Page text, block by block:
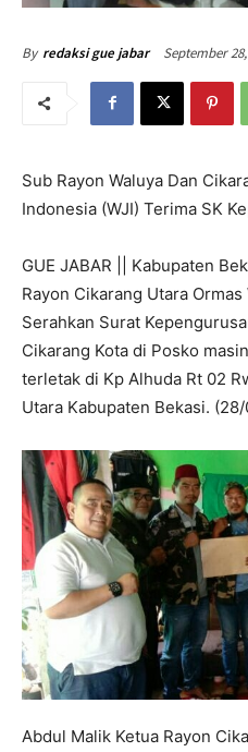
By redaksi gue jabar September
Sub Rayon Waluya Dan
Indonesia (WJI) Terima SK
GUE JABAR || Kabupaten
Rayon Cikarang Utara
Serahkan Surat
Cikarang Kota di Posko
terletak di Kp Alhuda Rt 02
Utara Kabupaten Bekasi.
Abdul Malik Ketua Rayon